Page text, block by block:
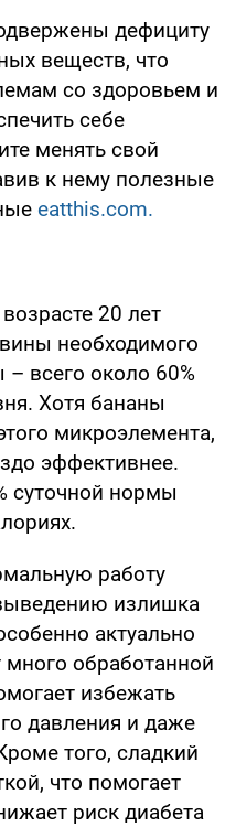
дефициту
веществ, что
со здоровьем и
себе
менять свой
к нему полезные
eatthis.com.
20 лет
необходимого
всего около 60%
Хотя бананы
микроэлемента,
эффективнее.
суточной нормы
работу
излишка
актуально
много обработанной
избежать
давления и даже
того, сладкий
что помогает
риск диабета